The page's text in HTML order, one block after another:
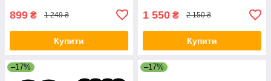
899 ₴ 1 249 ₴
Купити
1 550 ₴ 2 150 ₴
Купити
–17% –17%